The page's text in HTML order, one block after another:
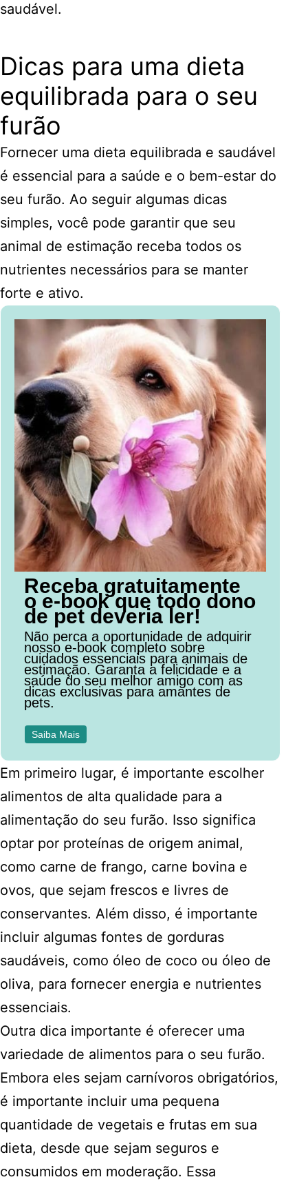
saudável.
Dicas para uma dieta
equilibrada para o seu
furão
Fornecer uma dieta equilibrada e saudável
é essencial para a saúde e o bem-estar do
seu furão. Ao seguir algumas dicas
simples, você pode garantir que seu
animal de estimação receba todos os
nutrientes necessários para se manter
forte e ativo.
Receba gratuitamente
o e-book que todo dono
de pet deveria ler!
Não perca a oportunidade de adquirir
nosso e-book completo sobre
cuidados essenciais para animais de
estimação. Garanta a felicidade e a
saúde do seu melhor amigo com as
dicas exclusivas para amantes de
pets.
Saiba Mais
Em primeiro lugar, é importante escolher
alimentos de alta qualidade para a
alimentação do seu furão. Isso significa
optar por proteínas de origem animal,
como carne de frango, carne bovina e
ovos, que sejam frescos e livres de
conservantes. Além disso, é importante
incluir algumas fontes de gorduras
saudáveis, como óleo de coco ou óleo de
oliva, para fornecer energia e nutrientes
essenciais.
Outra dica importante é oferecer uma
variedade de alimentos para o seu furão.
Embora eles sejam carnívoros obrigatórios,
é importante incluir uma pequena
quantidade de vegetais e frutas em sua
dieta, desde que sejam seguros e
consumidos em moderação. Essa